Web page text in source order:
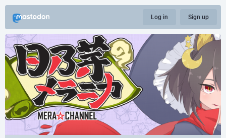
Log in Sign up